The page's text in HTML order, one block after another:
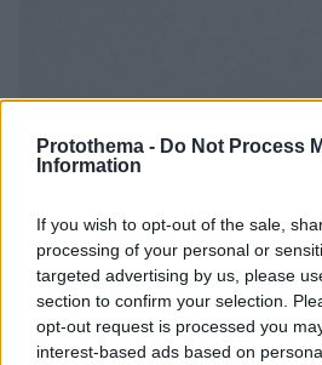
Protothema - Do Not Process
Information
If you wish to opt-out of the sale,
processing of your personal or
targeted advertising by us, please
section to confirm your selection.
opt-out request is processed you
interest-based ads based on